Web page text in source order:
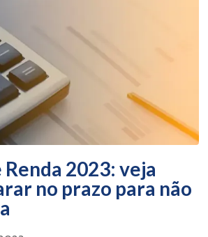
2023: veja
no prazo para não